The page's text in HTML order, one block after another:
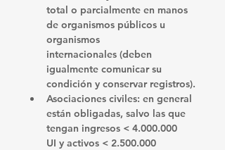
total o parcialmente en manos
de organismos públicos u
organismos
internacionales (deben
igualmente comunicar su
condición y conservar registros).
Asociaciones civiles: en general
están obligadas, salvo las que
tengan ingresos < 4.000.000
UI y activos < 2.500.000